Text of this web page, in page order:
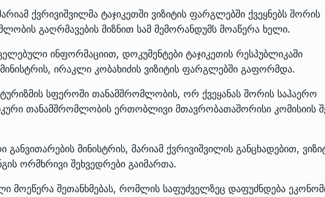
ქვრივიშვილმა ტაჯიკეთში ვიზიტის ფარგლებში ქვეყნებს შორის
გაღრმავების მიზნით სამ მემორანდუმს მოაწერა ხელი.
ინფორმაციით, დოკუმენტები ტაჯიკეთის რესპუბლიკაში
ირაკლი კობახიძის ვიზიტის ფარგლებში გაფორმდა.
სფეროში თანამშრომლობის, ორ ქვეყანას შორის საჰაერო
თანამშრომლობის ერთობლივი მთავრობათაშორისი კომისიის
მინისტრის, მარიამ ქვრივიშვილის განცხადებით,
ორმხრივი შეხვედრები გაიმართა.
მოეწერა შეთანხმებას, რომლის საფუძველზეც დაფუძნდება
თბილისის ზაქარია ფალიაშვილის
სახელობის ოპერისა და
ბალეტის…
15
პრემიერ-
ღარიბაშვილმა
ᲒᲐᲜᲐᲗᲚᲔᲑᲐ 15/05/